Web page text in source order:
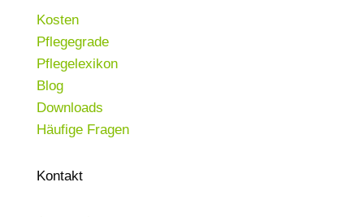
Kosten
Pflegegrade
Pflegelexikon
Blog
Downloads
Häufige Fragen
Kontakt